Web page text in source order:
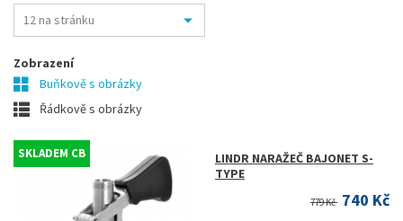
Zobrazení
Buňkově s obrázky
Řádkově s obrázky
SKLADEM CB
LINDR NARAŽEČ BAJONET S-
TYPE
779 Kč 740 Kč